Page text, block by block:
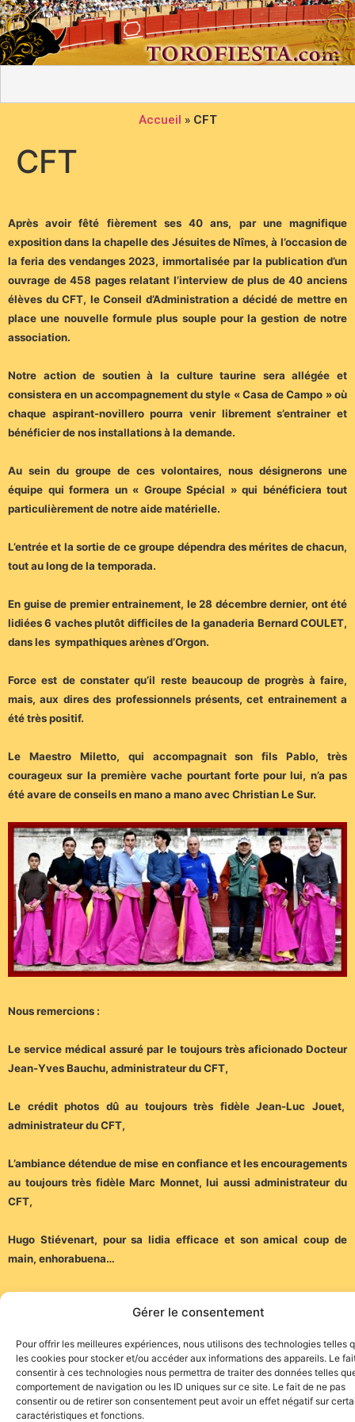
Gérer le consentement
Pour offrir les meilleures expériences, nous utilisons des technologies telles
les cookies pour stocker et/ou accéder aux informations des appareils. Le
consentir à ces technologies nous permettra de traiter des données telles
comportement de navigation ou les ID uniques sur ce site. Le fait de ne pas
consentir ou de retirer son consentement peut avoir un effet négatif sur
caractéristiques et fonctions.
Accueil » CFT
CFT
Après avoir fêté fièrement ses 40 ans, par une magnifique
exposition dans la chapelle des Jésuites de Nîmes, à l’occasion de
la feria des vendanges 2023, immortalisée par la publication d’un
ouvrage de 458 pages relatant l’interview de plus de 40 anciens
élèves du CFT, le Conseil d’Administration a décidé de mettre en
place une nouvelle formule plus souple pour la gestion de notre
association.
Notre action de soutien à la culture taurine sera allégée et
consistera en un accompagnement du style « Casa de Campo » où
chaque aspirant-novillero pourra venir librement s’entrainer et
bénéficier de nos installations à la demande.
Au sein du groupe de ces volontaires, nous désignerons une
équipe qui formera un « Groupe Spécial » qui bénéficiera tout
particulièrement de notre aide matérielle.
L’entrée et la sortie de ce groupe dépendra des mérites de chacun,
tout au long de la temporada.
En guise de premier entrainement, le 28 décembre dernier, ont été
lidiées 6 vaches plutôt difficiles de la ganaderia Bernard COULET,
dans les sympathiques arènes d’Orgon.
Force est de constater qu’il reste beaucoup de progrès à faire,
mais, aux dires des professionnels présents, cet entrainement a
été très positif.
Le Maestro Miletto, qui accompagnait son fils Pablo, très
courageux sur la première vache pourtant forte pour lui, n’a pas
été avare de conseils en mano a mano avec Christian Le Sur.
Nous remercions :
Le service médical assuré par le toujours très aficionado Docteur
Jean-Yves Bauchu, administrateur du CFT,
Le crédit photos dû au toujours très fidèle Jean-Luc Jouet,
administrateur du CFT,
L’ambiance détendue de mise en confiance et les encouragements
au toujours très fidèle Marc Monnet, lui aussi administrateur du
CFT,
Hugo Stiévenart, pour sa lidia efficace et son amical coup de
main, enhorabuena…
Site de l'association TOROFIESTA